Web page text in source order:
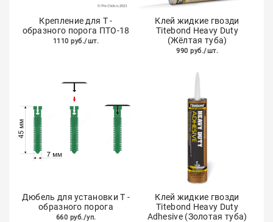
Крепление для Т -
образного порога ПТО-18
1110 руб./шт.
Клей жидкие гвозди
Titebond Heavy Duty
(Жёлтая туба)
990 руб./шт.
Дюбель для установки Т -
образного порога
660 руб./уп.
Клей жидкие гвозди
Titebond Heavy Duty
Adhesive (Золотая туба)